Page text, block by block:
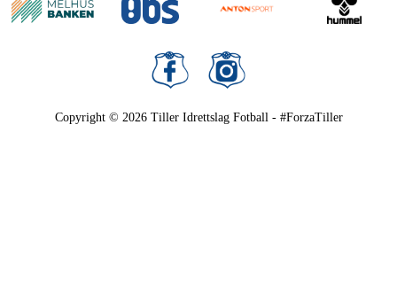
Copyright © 2026 Tiller Idrettslag Fotball - #ForzaTiller